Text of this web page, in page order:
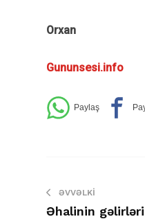
Orxan
Gununsesi.info
ƏVVƏLKI
Əhalinin